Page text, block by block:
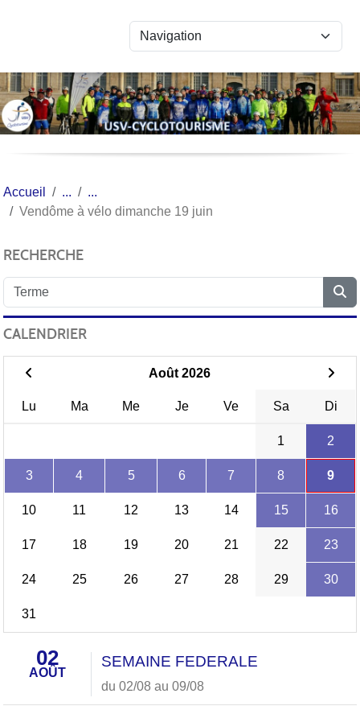
Accueil
Vendôme à vélo dimanche 19 juin
RECHERCHE
CALENDRIER
Août 2026
Lu Ma Me Je Ve Sa Di
1 2
3 4 5 6 7 8 9
10 11 12 13 14 15 16
17 18 19 20 21 22 23
24 25 26 27 28 29 30
31
02
AOÛT
SEMAINE FEDERALE
du 02/08 au 09/08